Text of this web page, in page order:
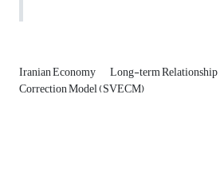
Iranian Economy Long-term Relationship
Correction Model (SVECM)